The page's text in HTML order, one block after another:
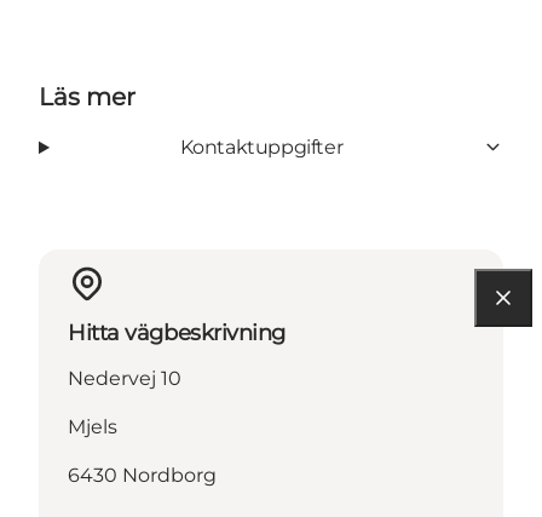
Läs mer
Kontaktuppgifter
Hitta vägbeskrivning
Nedervej 10
Mjels
6430 Nordborg